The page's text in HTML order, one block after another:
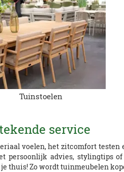
Tuinstoelen
service
voelen, het zitcomfort
persoonlijk advies, stylingtips
thuis! Zo wordt tuinmeubelen